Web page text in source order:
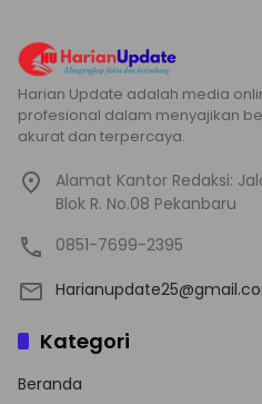
Harian Update adalah media
profesional dalam menyajikan
akurat dan terpercaya.
Alamat Kantor Redaksi:
Blok R. No.08 Pekanbaru
0851-7699-2395
Kategori
Beranda